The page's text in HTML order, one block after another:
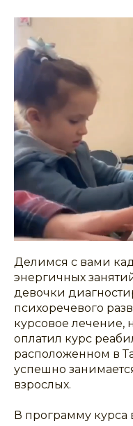
Делимся с вами
энергичных
девочки
психоречевого
курсовое лечение,
оплатил курс
расположенном в
успешно
взрослых.
В программу курса